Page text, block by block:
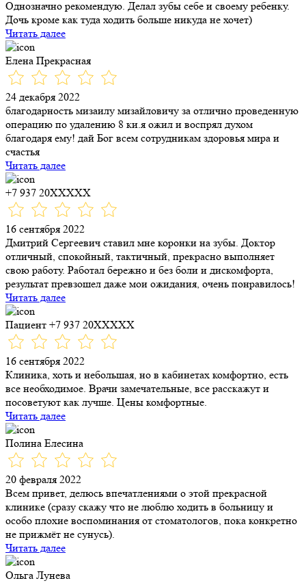
Однозначно рекомендую. Делал зубы себе и своему ребенку.
Дочь кроме как туда ходить больше никуда не хочет)
Читать далее
Елена Прекрасная
24 декабря 2022
благодарность мизаилу мизайловичу за отлично проведенную
операцию по удалению 8 ки.я ожил и воспрял духом
благодаря ему! дай Бог всем сотрудникам здоровья мира и
счастья
Читать далее
+7 937 20XXXXX
16 сентября 2022
Дмитрий Сергеевич ставил мне коронки​ на зубы. Доктор
отличный, спокойный, тактичный, прекрасно выполняет
свою работу. Работал бережно и без боли и дискомфорта,
результат превзошел даже мои ожидания, очень понравилось!
Читать далее
Пациент +7 937 20XXXXX
16 сентября 2022
Клиника, хоть и небольшая, но в кабинетах комфортно, есть
все необходимое. Врачи замечательные, все расскажут и
посоветуют как лучше. Цены комфортные.
Читать далее
Полина Елесина
20 февраля 2022
Всем привет, делюсь впечатлениями о этой прекрасной
клинике (сразу скажу что не люблю ходить в больницу и
особо плохие воспоминания от стоматологов, пока конкретно
не прижмёт не сунусь).
Читать далее
Ольга Лунева